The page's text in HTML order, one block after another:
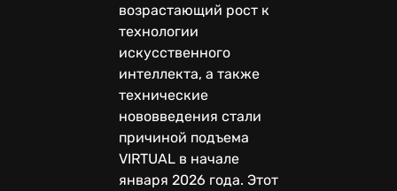
возрастающий рост к
технологии
искусственного
интеллекта, а также
технические
нововведения стали
причиной подъема
VIRTUAL в начале
января 2026 года. Этот